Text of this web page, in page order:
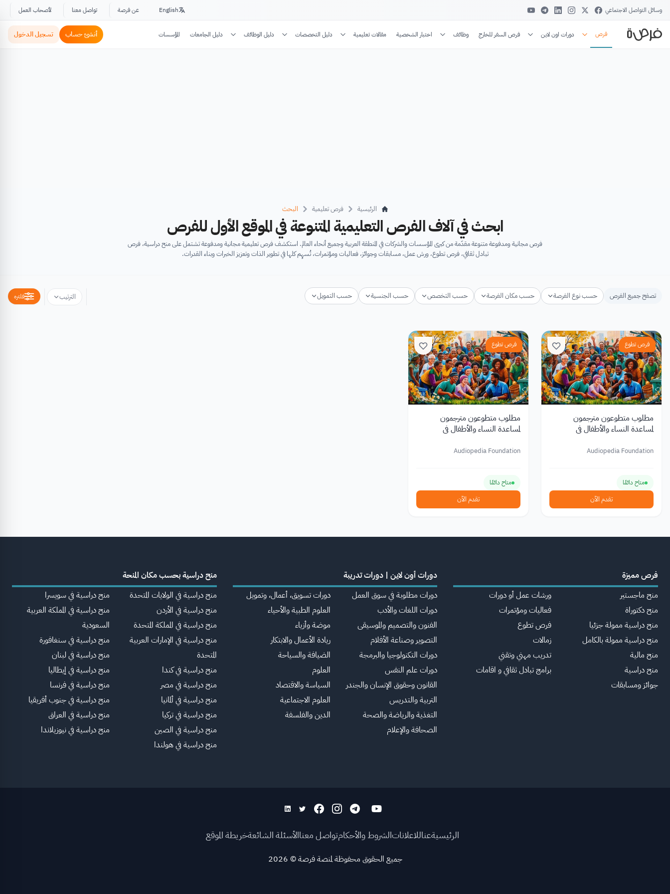
وسائل التواصل الاجتماعي English عن فرصة تواصل معنا لأصحاب العمل
فرص دورات اون لاين فرص السفر للخارج وظائف اختبار الشخصية مقالات تعليمية دليل التخصصات دليل الوظائف دليل الجامعات المؤسسات أنشئ حساب تسجيل الدخول
الرئيسية فرص تعليمية البحث
ابحث في آلاف الفرص التعليمية المتنوعة في الموقع الأول للفرص
فرص مجانية ومدفوعة متنوعة مقدّمة من كبرى المؤسسات والشركات في المنطقة العربية وجميع أنحاء العالم. استكشف فرص تعليمية مجانية ومدفوعة تشتمل على منح دراسية، فرص
تبادل ثقافي، فرص تطوع، ورش عمل، مسابقات وجوائز، فعاليات ومؤتمرات، تُسهِم كلها في تطوير الذات وتعزيز الخبرات وبناء القدرات.
تصفح جميع الفرص حسب نوع الفرصة حسب مكان الفرصة حسب التخصص حسب الجنسية حسب التمويل الترتيب فلتره
فرص تطوع
مطلوب متطوعون مترجمون
لمساعدة النساء والأطفال في
Audiopedia Foundation
متاح دائمًا
تقدم الآن
فرص تطوع
مطلوب متطوعون مترجمون
لمساعدة النساء والأطفال في
Audiopedia Foundation
متاح دائمًا
تقدم الآن
فرص مميزة
منح ماجستير
منح دكتوراة
منح دراسية ممولة جزئيا
منح دراسية ممولة بالكامل
منح مالية
منح دراسية
جوائز ومسابقات
ورشات عمل أو دورات
فعاليات ومؤتمرات
فرص تطوع
زمالات
تدريب مهني وتقني
برامج تبادل ثقافي و اقامات
دورات أون لاين | دورات تدريبة
دورات مطلوبة في سوق العمل
دورات اللغات والأدب
الفنون والتصميم والموسيقى
التصوير وصناعة الأفلام
دورات التكنولوجيا والبرمجة
دورات علم النفس
القانون وحقوق الإنسان والجندر
التربية والتدريس
التغذية والرياضة والصحة
الصحافة والإعلام
دورات تسويق، أعمال، وتمويل
العلوم الطبية والأحياء
موضة وأزياء
ريادة الأعمال والابتكار
الضيافة والسياحة
العلوم
السياسة والاقتصاد
العلوم الاجتماعية
الدين والفلسفة
منح دراسية بحسب مكان المنحة
منح دراسية في الولايات المتحدة
منح دراسية في الأردن
منح دراسية في المملكة المتحدة
منح دراسية في الإمارات العربية
المتحدة
منح دراسية في كندا
منح دراسية في مصر
منح دراسية في ألمانيا
منح دراسية في تركيا
منح دراسية في الصين
منح دراسية في هولندا
منح دراسية في سويسرا
منح دراسية في المملكة العربية
السعودية
منح دراسية في سنغافورة
منح دراسية في لبنان
منح دراسية في إيطاليا
منح دراسية في فرنسا
منح دراسية في جنوب أفريقيا
منح دراسية في العراق
منح دراسية في نيوزيلاندا
الرئيسيةعناللاعلاناتالشروط والأحكامتواصل معناالأسئلة الشائعةخريطة الموقع
جميع الحقوق محفوظة لمنصة فرصة©
2026